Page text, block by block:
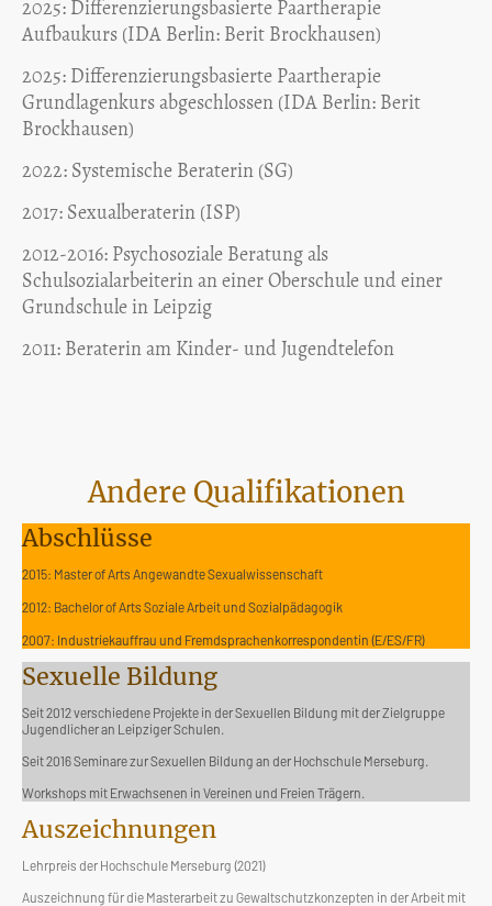
2025: Differenzierungsbasierte Paartherapie
Aufbaukurs (IDA Berlin: Berit Brockhausen)
2025: Differenzierungsbasierte Paartherapie
Grundlagenkurs abgeschlossen (IDA Berlin: Berit
Brockhausen)
2022: Systemische Beraterin (SG)
2017: Sexualberaterin (ISP)
2012-2016: Psychosoziale Beratung als
Schulsozialarbeiterin an einer Oberschule und einer
Grundschule in Leipzig
2011: Beraterin am Kinder- und Jugendtelefon
Andere Qualifikationen
Abschlüsse
2015: Master of Arts Angewandte Sexualwissenschaft
2012: Bachelor of Arts Soziale Arbeit und Sozialpädagogik
2007: Industriekauffrau und Fremdsprachenkorrespondentin (E/ES/FR)
Sexuelle Bildung
Seit 2012 verschiedene Projekte in der Sexuellen Bildung mit der Zielgruppe
Jugendlicher an Leipziger Schulen.
Seit 2016 Seminare zur Sexuellen Bildung an der Hochschule Merseburg.
Workshops mit Erwachsenen in Vereinen und Freien Trägern.
Auszeichnungen
Lehrpreis der Hochschule Merseburg (2021)
Auszeichnung für die Masterarbeit zu Gewaltschutzkonzepten in der Arbeit mit